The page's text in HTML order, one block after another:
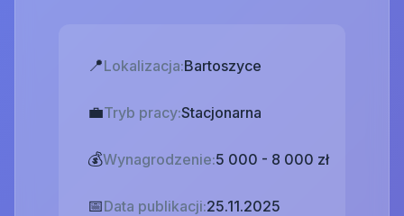
📍Lokalizacja:Bartoszyce
💼Tryb pracy:Stacjonarna
💰Wynagrodzenie:5 000 - 8 000 zł
📅Data publikacji:25.11.2025